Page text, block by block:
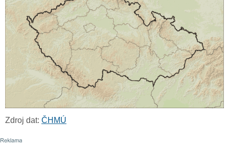
Zdroj dat: ČHMÚ